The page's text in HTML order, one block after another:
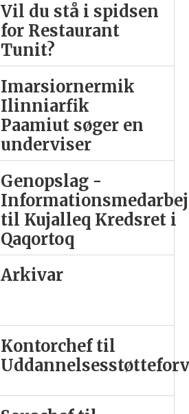
Vil du stå i spidsen
for Restaurant
Tunit?
Imarsiornermik
Ilinniarfik
Paamiut søger en
underviser
Genopslag -
til Kujalleq Kredsret i
Qaqortoq
Arkivar
Kontorchef til